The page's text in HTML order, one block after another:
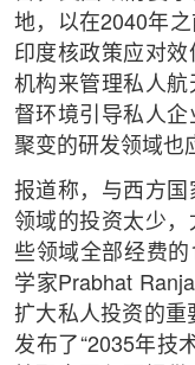
地，以在2040年
印度核政策应对
机构来管理私人
督环境引导私人
聚变的研发领域也
报道称，与西方
领域的投资太少
些领域全部经费
学家Prabhat
扩大私人投资的重
发布了“2035年技